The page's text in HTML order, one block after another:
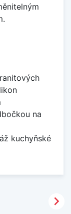
na
kuchyňské
